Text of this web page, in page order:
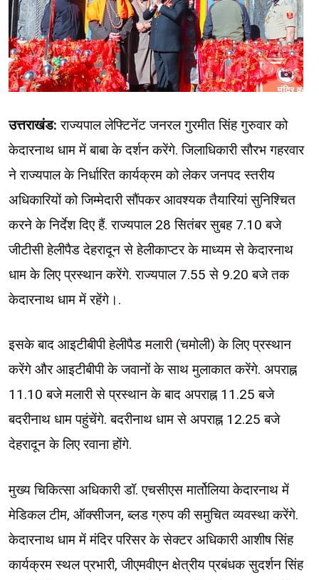
उत्तराखंड: राज्यपाल लेफ्टिनेंट जनरल गुरमीत सिंह गुरुवार को
केदारनाथ धाम में बाबा के दर्शन करेंगे. जिलाधिकारी सौरभ गहरवार
ने राज्यपाल के निर्धारित कार्यक्रम को लेकर जनपद स्तरीय
अधिकारियों को जिम्मेदारी सौंपकर आवश्यक तैयारियां सुनिश्चित
करने के निर्देश दिए हैं. राज्यपाल 28 सितंबर सुबह 7.10 बजे
जीटीसी हेलीपैड देहरादून से हेलीकाप्टर के माध्यम से केदारनाथ
धाम के लिए प्रस्थान करेंगे. राज्यपाल 7.55 से 9.20 बजे तक
केदारनाथ धाम में रहेंगे।.
इसके बाद आइटीबीपी हेलीपैड मलारी (चमोली) के लिए प्रस्थान
करेंगे और आइटीबीपी के जवानों के साथ मुलाकात करेंगे. अपराह्न
11.10 बजे मलारी से प्रस्थान के बाद अपराह्न 11.25 बजे
बदरीनाथ धाम पहुंचेंगे. बदरीनाथ धाम से अपराह्न 12.25 बजे
देहरादून के लिए रवाना होंगे.
मुख्य चिकित्सा अधिकारी डॉ. एचसीएस मार्तोलिया केदारनाथ में
मेडिकल टीम, ऑक्सीजन, ब्लड ग्रुप की समुचित व्यवस्था करेंगे.
केदारनाथ धाम में मंदिर परिसर के सेक्टर अधिकारी आशीष सिंह
कार्यक्रम स्थल प्रभारी, जीएमवीएन क्षेत्रीय प्रबंधक सुदर्शन सिंह